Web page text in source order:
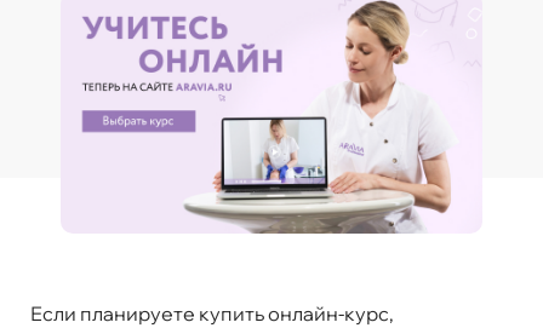
Если планируете купить онлайн-курс,